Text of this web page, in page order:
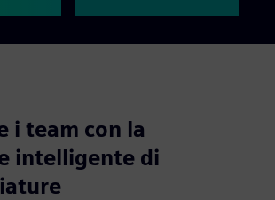
i team con la
intelligente di